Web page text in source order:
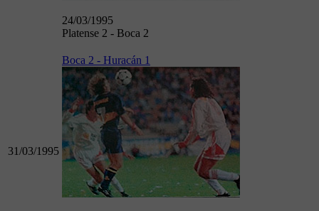
24/03/1995
Platense 2 - Boca 2
31/03/1995
Boca 2 - Huracán 1